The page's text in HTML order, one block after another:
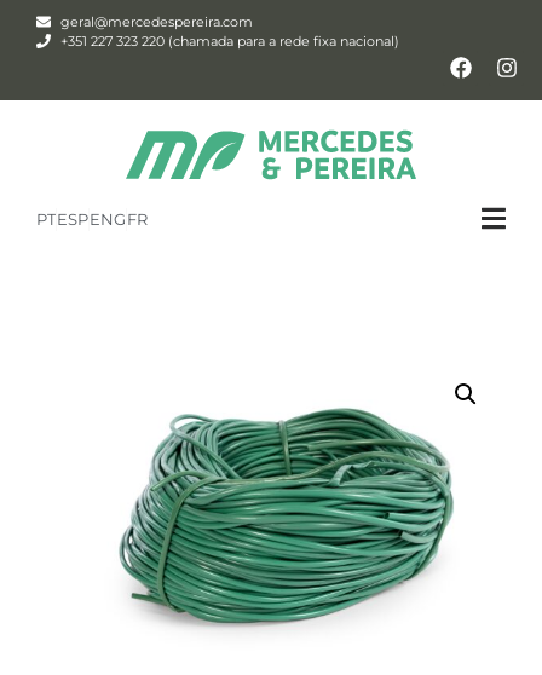
geral@mercedespereira.com
+351 227 323 220 (chamada para a rede fixa nacional)
PTESPENGFR